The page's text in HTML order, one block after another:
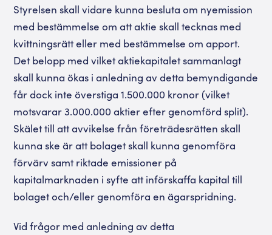
Styrelsen skall vidare kunna besluta om nyemission
med bestämmelse om att aktie skall tecknas med
kvittningsrätt eller med bestämmelse om apport.
Det belopp med vilket aktiekapitalet sammanlagt
skall kunna ökas i anledning av detta bemyndigande
får dock inte överstiga 1.500.000 kronor (vilket
motsvarar 3.000.000 aktier efter genomförd split).
Skälet till att avvikelse från företrädesrätten skall
kunna ske är att bolaget skall kunna genomföra
förvärv samt riktade emissioner på
kapitalmarknaden i syfte att införskaffa kapital till
bolaget och/eller genomföra en ägarspridning.
Vid frågor med anledning av detta